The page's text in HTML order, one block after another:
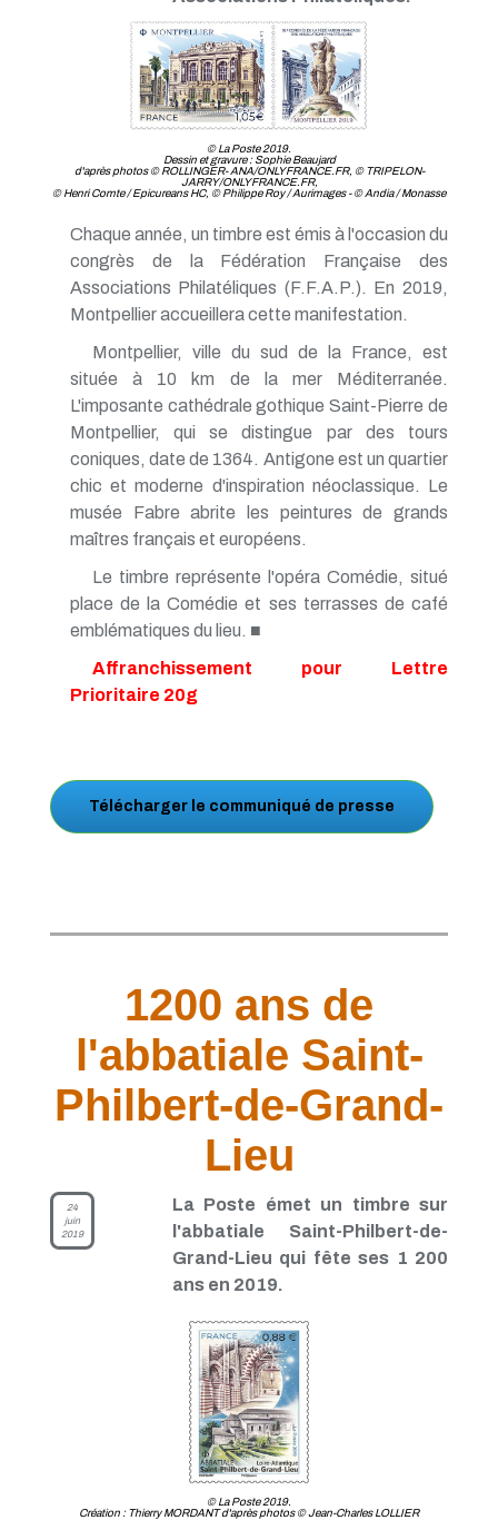
© La Poste 2019.
Dessin et gravure : Sophie Beaujard
d'après photos © ROLLINGER- ANA/ONLYFRANCE.FR, © TRIPELON-
JARRY/ONLYFRANCE.FR,
© Henri Comte / Epicureans HC, © Philippe Roy / Aurimages - © Andia / Monasse
Chaque année, un timbre est émis à l'occasion du
congrès de la Fédération Française des
Associations Philatéliques (F.F.A.P.). En 2019,
Montpellier accueillera cette manifestation.
Montpellier, ville du sud de la France, est
située à 10 km de la mer Méditerranée.
L'imposante cathédrale gothique Saint-Pierre de
Montpellier, qui se distingue par des tours
coniques, date de 1364. Antigone est un quartier
chic et moderne d'inspiration néoclassique. Le
musée Fabre abrite les peintures de grands
maîtres français et européens.
Le timbre représente l'opéra Comédie, situé
place de la Comédie et ses terrasses de café
emblématiques du lieu. ■
Affranchissement pour Lettre
Prioritaire 20g
Télécharger le communiqué de presse
1200 ans de
l'abbatiale Saint-
Philbert-de-Grand-
Lieu
24
juin
2019
La Poste émet un timbre sur
l'abbatiale Saint-Philbert-de-
Grand-Lieu qui fête ses 1 200
ans en 2019.
© La Poste 2019.
Création : Thierry MORDANT d'après photos © Jean-Charles LOLLIER